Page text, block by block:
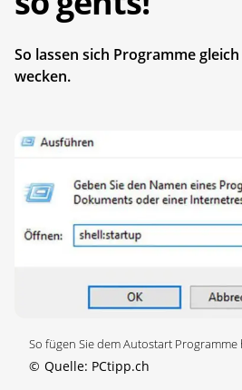
So lassen sich Programme
wecken.
So fügen Sie dem Autostart Programme
© Quelle: PCtipp.ch